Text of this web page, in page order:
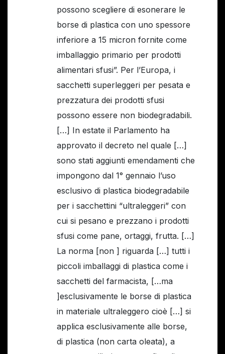
possono scegliere di esonerare le
borse di plastica con uno spessore
inferiore a 15 micron fornite come
imballaggio primario per prodotti
alimentari sfusi”. Per l’Europa, i
sacchetti superleggeri per pesata e
prezzatura dei prodotti sfusi
possono essere non biodegradabili.
[…] In estate il Parlamento ha
approvato il decreto nel quale […]
sono stati aggiunti emendamenti che
impongono dal 1° gennaio l’uso
esclusivo di plastica biodegradabile
per i sacchettini “ultraleggeri” con
cui si pesano e prezzano i prodotti
sfusi come pane, ortaggi, frutta. […]
La norma [non ] riguarda […] tutti i
piccoli imballaggi di plastica come i
sacchetti del farmacista, […ma
]esclusivamente le borse di plastica
in materiale ultraleggero cioè […] si
applica esclusivamente alle borse,
di plastica (non carta oleata), a